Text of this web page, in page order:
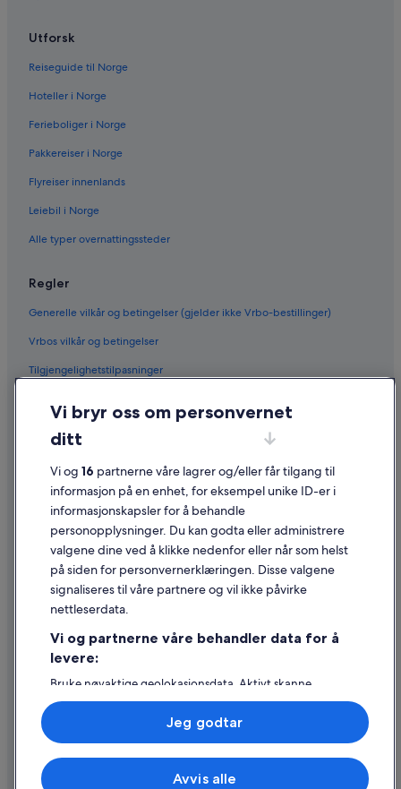
Utforsk
Reiseguide til Norge
Hoteller i Norge
Ferieboliger i Norge
Pakkereiser i Norge
Flyreiser innenlands
Leiebil i Norge
Alle typer overnattingssteder
Regler
Generelle vilkår og betingelser (gjelder ikke Vrbo-bestillinger)
Vrbos vilkår og betingelser
Tilgjengelighetstilpasninger
Juridisk informasjon / kontakt oss
Retningslinjer for innhold og rapportering av innhold
Hjelp
Kontakt oss
Avbestille eller endre bestillingen
Refusjonsprosessen og tidsrammer for refusjon
Internasjonale reisedokumenter
© 2026 Expedia, Inc., et Expedia Group-selskap. Med enerett. Expedia
Vi bryr oss om personvernet
ditt
Vi og 16 partnerne våre lagrer og/eller får tilgang til
informasjon på en enhet, for eksempel unike ID-er i
informasjonskapsler for å behandle
personopplysninger. Du kan godta eller administrere
valgene dine ved å klikke nedenfor eller når som helst
på siden for personvernerklæringen. Disse valgene
signaliseres til våre partnere og vil ikke påvirke
nettleserdata.
Vi og partnerne våre behandler data for å
levere:
Bruke nøyaktige geolokasjonsdata. Aktivt skanne
enhetsegenskaper for identifikasjon. Lagre og/eller få
tilgang til informasjon på en enhet. Personlig tilpasset
annonsering og innhold, annonsering- og
innholdsmåling, publikumsundersøkelser og
tjenesteutvikling.
Liste over partnere (leverandører)
Avvis alle
Jeg godtar